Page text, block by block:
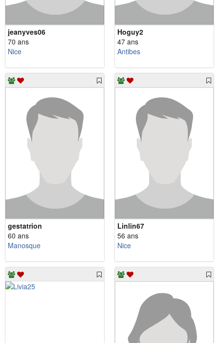
jeanyves06
70 ans
Nice
Hoguy2
47 ans
Antibes
gestatrion
60 ans
Manosque
Linlin67
56 ans
Nice